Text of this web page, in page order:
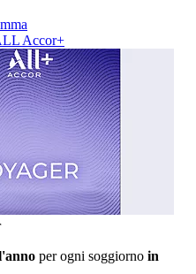
Accor+
per ogni soggiorno in